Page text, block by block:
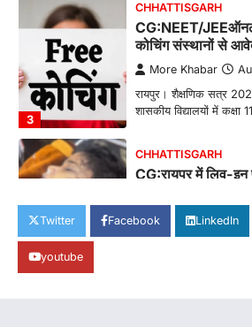
3
CHHATTISGARH
CG:NEET/
कोचिंग संस्थानों से
More Khabar
रायपुर। शैक्षणिक सत्र
शासकीय विद्यालयों में कक्षा
CHHATTISGARH
CG:रायपुर में लिव-इन
More Khabar
रायपुर। राजधानी रायपुर
CHHATTISGARH
Twitter Facebook LinkedIn
youtube